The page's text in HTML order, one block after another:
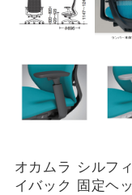
オカムラ シルフ
イバック 固定ヘ